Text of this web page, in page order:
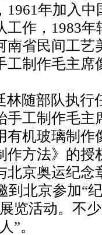
年加入
工作，1983
南省民间工
工制作毛主席
随部队执行
手工制作毛主
有机玻璃制作
作方法》的授
北京奥运纪念
到北京参加“
览活动。不
”。